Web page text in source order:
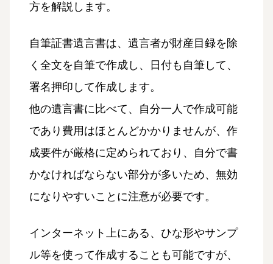
方を解説します。
自筆証書遺言書は、遺言者が財産目録を除
く全文を自筆で作成し、日付も自筆して、
署名押印して作成します。
他の遺言書に比べて、自分一人で作成可能
であり費用はほとんどかかりませんが、作
成要件が厳格に定められており、自分で書
かなければならない部分が多いため、無効
になりやすいことに注意が必要です。
インターネット上にある、ひな形やサンプ
ル等を使って作成することも可能ですが、